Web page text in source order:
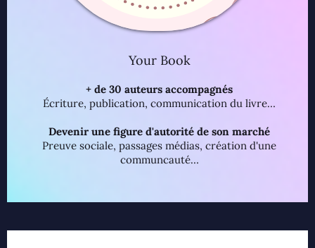
Your Book
+ de 30 auteurs accompagnés
Écriture, publication, communication du livre…
Devenir une figure d'autorité de son marché
Preuve sociale, passages médias, création d'une
communcauté…